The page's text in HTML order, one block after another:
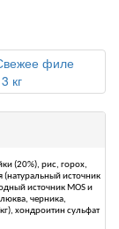
(20%), рис, горох,
источник
источник MOS и
черника,
хондроитин сульфат